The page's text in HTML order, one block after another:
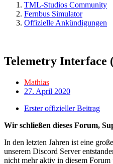
TML-Studios Community
Fernbus Simulator
Offizielle Ankündigungen
Telemetry Interface
Mathias
27. April 2020
Erster offizieller Beitrag
Wir schließen dieses Forum,
In den letzten Jahren ist eine
unserem Discord Server
nicht mehr aktiv in diesem